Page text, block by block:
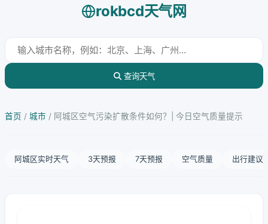
rokbcd天气网
查询天气
首页 / 城市 / 阿城区空气污染扩散条件如何？| 今日空气质量提示
阿城区实时天气 3天预报 7天预报 空气质量 出行建议